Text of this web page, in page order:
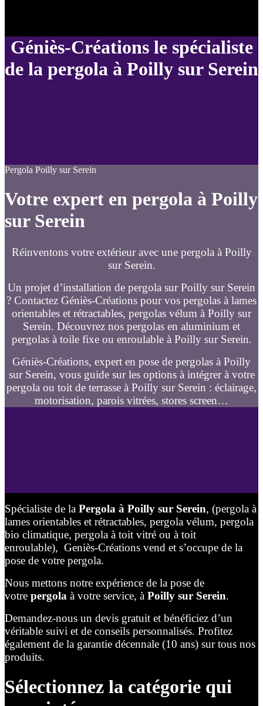
Géniès-Créations le spécialiste
de la pergola à Poilly sur Serein
Pergola Poilly sur Serein
Votre expert en pergola à Poilly
sur Serein
Réinventons votre extérieur avec une pergola à Poilly
sur Serein.
Un projet d’installation de pergola sur Poilly sur Serein
? Contactez Géniès-Créations pour vos pergolas à lames
orientables et rétractables, pergolas vélum à Poilly sur
Serein. Découvrez nos pergolas en aluminium et
pergolas à toile fixe ou enroulable à Poilly sur Serein.
Géniès-Créations, expert en pose de pergolas à Poilly
sur Serein, vous guide sur les options à intégrer à votre
pergola ou toit de terrasse à Poilly sur Serein : éclairage,
motorisation, parois vitrées, stores screen…
Spécialiste de la Pergola à Poilly sur Serein, (pergola à
lames orientables et rétractables, pergola vélum, pergola
bio climatique, pergola à toit vitré ou à toit
enroulable), Geniès-Créations vend et s’occupe de la
pose de votre pergola.
Nous mettons notre expérience de la pose de
votre pergola à votre service, à Poilly sur Serein.
Demandez-nous un devis gratuit et bénéficiez d’un
véritable suivi et de conseils personnalisés. Profitez
également de la garantie décennale (10 ans) sur tous nos
produits.
Sélectionnez la catégorie qui